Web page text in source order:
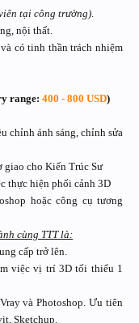
tại công trường).
nội thất.
có tinh thần trách nhiệm
range: 400 - 800 USD)
chỉnh ánh sáng, chỉnh sửa
giao cho Kiến Trúc Sư
thực hiện phối cảnh 3D
hoặc công cụ tương
cùng TTT là:
cấp trở lên.
việc vị trí 3D tối thiểu 1
và Photoshop. Ưu tiên
Sketchup.